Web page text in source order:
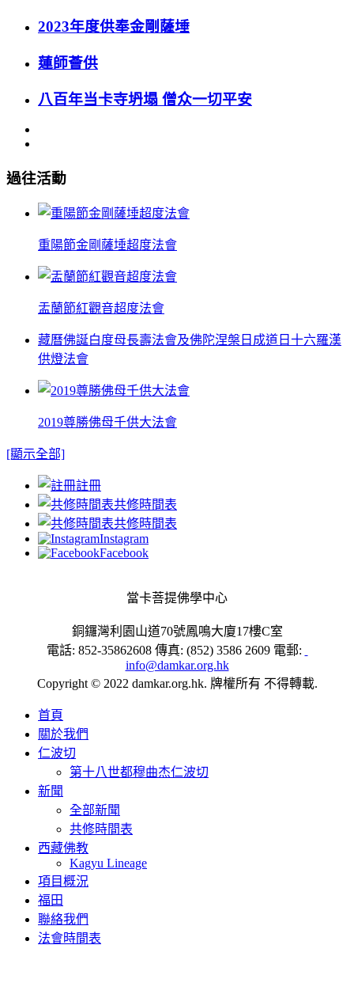
2023年度供奉金剛薩埵
蓮師薈供
八百年当卡寺坍塌 僧众一切平安
過往活動
重陽節金剛薩埵超度法會
盂蘭節紅觀音超度法會
藏曆佛誕白度母長壽法會及佛陀涅槃日成道日十六羅漢
供燈法會
2019尊勝佛母千供大法會
[顯示全部]
註冊
共修時間表
共修時間表
Instagram
Facebook
當卡菩提佛學中心
銅鑼灣利園山道70號鳳鳴大廈17樓C室
電話: 852-35862608 傳真: (852) 3586 2609 電郵:
info@damkar.org.hk
Copyright © 2022 damkar.org.hk. 牌權所有 不得轉載.
首頁
關於我們
仁波切
第十八世都穆曲杰仁波切
新聞
全部新聞
共修時間表
西藏佛教
Kagyu Lineage
項目概況
福田
聯絡我們
法會時間表